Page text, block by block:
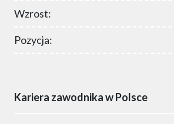
Wzrost:
Pozycja:
Kariera zawodnika w Polsce